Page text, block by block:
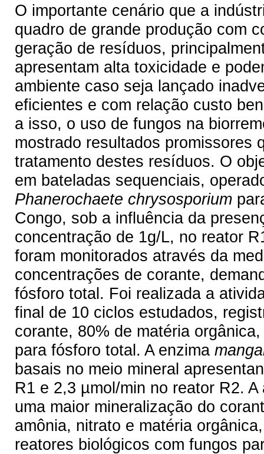
O importante cenário que a
quadro de grande produção com
geração de resíduos,
apresentam alta toxicidade e
ambiente caso seja lançado
eficientes e com relação custo
a isso, o uso de fungos na
mostrado resultados promissores
tratamento destes resíduos. O
em bateladas sequenciais,
Phanerochaete chrysosporium
Congo, sob a influência da
concentração de 1g/L, no reator
foram monitorados através da
concentrações de corante,
fósforo total. Foi realizada a
final de 10 ciclos estudados,
corante, 80% de matéria
para fósforo total. A enzima
basais no meio mineral
R1 e 2,3 µmol/min no reator R2.
uma maior mineralização do
amônia, nitrato e matéria
reatores biológicos com fungos